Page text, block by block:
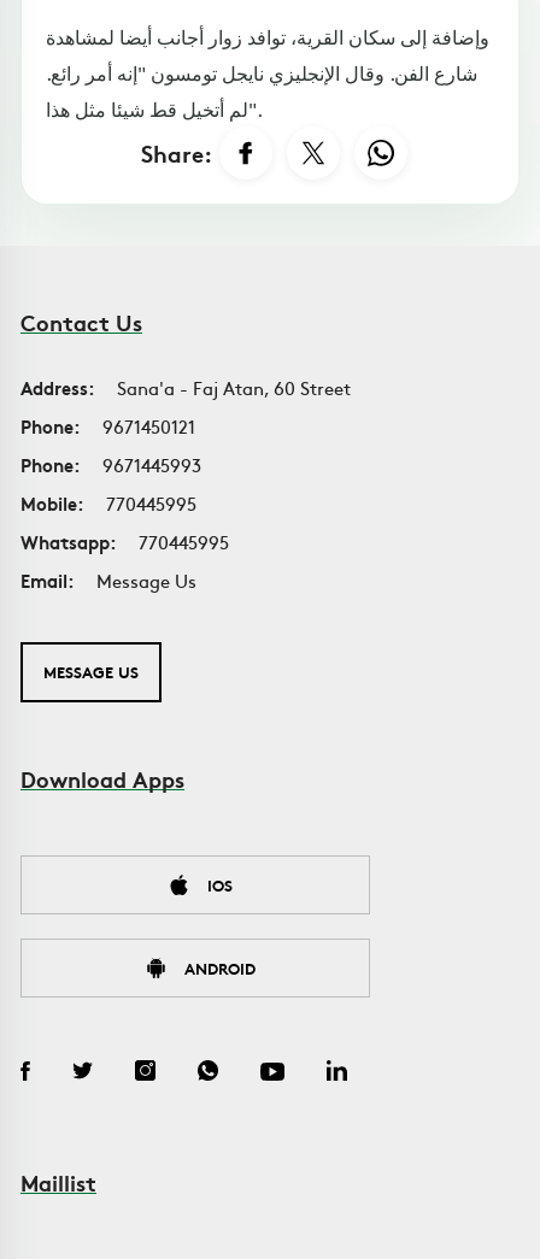
وإضافة إلى سكان القرية، توافد زوار أجانب أيضا لمشاهدة
شارع الفن. وقال الإنجليزي نايجل تومسون "إنه أمر رائع.
لم أتخيل قط شيئا مثل هذا".
Share:
Contact Us
Address:
Sana'a - Faj Atan, 60 Street
Phone:
9671450121
Phone:
9671445993
Mobile:
770445995
Whatsapp:
770445995
Email:
Message Us
MESSAGE US
Download Apps
IOS
ANDROID
Maillist